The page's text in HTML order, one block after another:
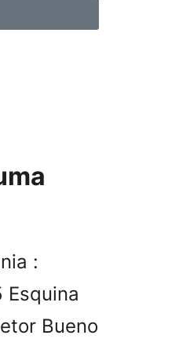
:
Esquina
Bueno